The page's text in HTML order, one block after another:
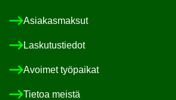
Asia­kas­mak­sut
Las­ku­tus­tie­dot
Avoi­met työ­pai­kat
Tie­toa meis­tä